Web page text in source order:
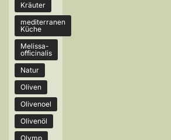
Kräuter
mediterranen
Küche
Melissa-
officinalis
Natur
Oliven
Olivenoel
Olivenöl
Olymp